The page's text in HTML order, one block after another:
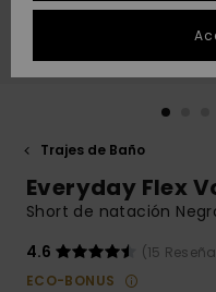
las
Trajes de Baño
Everyday Flex
Short de natación
4.6
(15
ECO-BONUS